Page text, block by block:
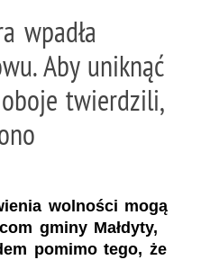
wpadła
Aby uniknąć
twierdzili,
wolności mogą
gminy Małdyty,
pomimo tego, że